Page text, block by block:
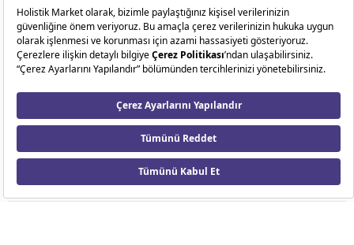
Doğadan ilham alarak sağlıklı ve dengeli bir
yaşam sunuyoruz!
Kurumsal
Markalar
ÖN SİPARİŞ FIRSATI
11
Gün
14
Saat Dakika Saniye